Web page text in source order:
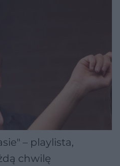
– playlista,
chwilę